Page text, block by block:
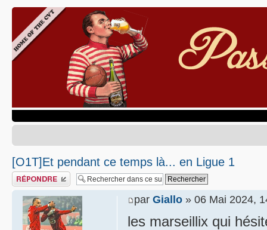
[O1T]Et pendant ce temps là... en Ligue 1
Publier une réponse
par Giallo » 06 Mai 2024,
les marseillix qui